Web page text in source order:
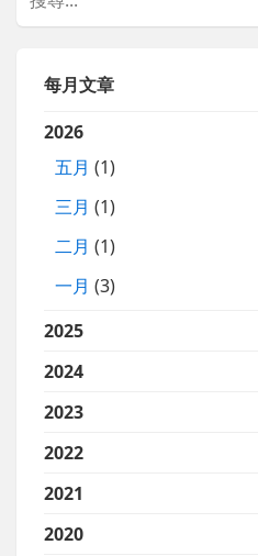
每月文章
2026
五月 (1)
三月 (1)
二月 (1)
一月 (3)
2025
2024
2023
2022
2021
2020